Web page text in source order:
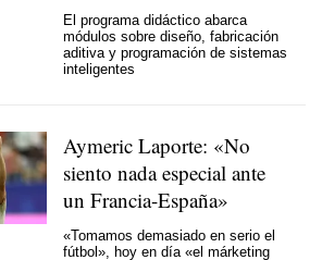
El programa didáctico abarca
módulos sobre diseño, fabricación
aditiva y programación de sistemas
inteligentes
Aymeric Laporte: «No
siento nada especial ante
un Francia-España»
«Tomamos demasiado en serio el
fútbol», hoy en día «el márketing